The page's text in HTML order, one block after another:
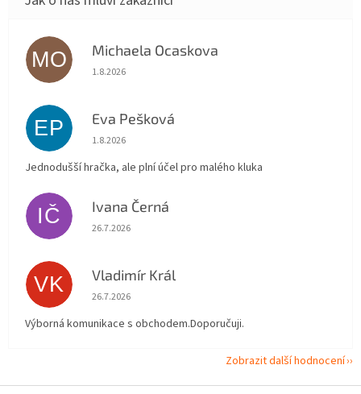
MO Michaela Ocaskova
Hodnocení obchodu je 5 z 5 hvězdiček.
1.8.2026
EP Eva Pešková
Hodnocení obchodu je 5 z 5 hvězdiček.
1.8.2026
Jednodušší hračka, ale plní účel pro malého kluka
IČ Ivana Černá
Hodnocení obchodu je 5 z 5 hvězdiček.
26.7.2026
VK Vladimír Král
Hodnocení obchodu je 5 z 5 hvězdiček.
26.7.2026
Výborná komunikace s obchodem.Doporučuji.
Zobrazit další hodnocení